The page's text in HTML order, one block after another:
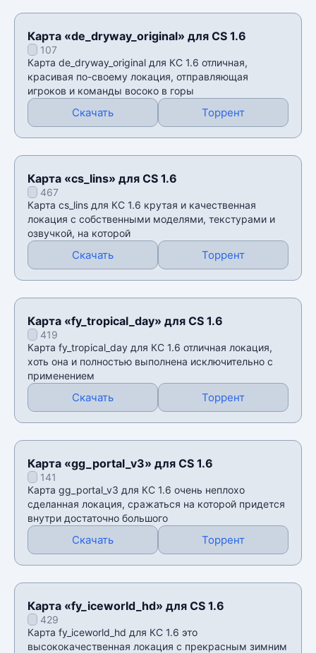
Карта «de_dryway_original» для CS 1.6
107
Карта de_dryway_original для КС 1.6 отличная,
красивая по-своему локация, отправляющая
игроков и команды восоко в горы
Скачать Торрент
Карта «cs_lins» для CS 1.6
467
Карта cs_lins для КС 1.6 крутая и качественная
локация с собственными моделями, текстурами и
озвучкой, на которой
Скачать Торрент
Карта «fy_tropical_day» для CS 1.6
419
Карта fy_tropical_day для КС 1.6 отличная локация,
хоть она и полностью выполнена исключительно с
применением
Скачать Торрент
Карта «gg_portal_v3» для CS 1.6
141
Карта gg_portal_v3 для КС 1.6 очень неплохо
сделанная локация, сражаться на которой придется
внутри достаточно большого
Скачать Торрент
Карта «fy_iceworld_hd» для CS 1.6
429
Карта fy_iceworld_hd для КС 1.6 это
высококачественная локация с прекрасным зимним